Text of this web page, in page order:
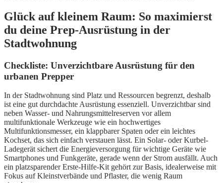
Glück auf kleinem Raum: So maximierst
du deine Prep-Ausrüstung in der
Stadtwohnung
Checkliste: Unverzichtbare Ausrüstung für den
urbanen Prepper
In der Stadtwohnung sind Platz und Ressourcen begrenzt, deshalb
ist eine gut durchdachte Ausrüstung essenziell. Unverzichtbar sind
neben Wasser- und Nahrungsmittelreserven vor allem
multifunktionale Werkzeuge wie ein hochwertiges
Multifunktionsmesser, ein klappbarer Spaten oder ein leichtes
Kochset, das sich einfach verstauen lässt. Ein Solar- oder Kurbel-
Ladegerät sichert die Energieversorgung für wichtige Geräte wie
Smartphones und Funkgeräte, gerade wenn der Strom ausfällt. Auch
ein platzsparender Erste-Hilfe-Kit gehört zur Basis, idealerweise mit
Fokus auf Kleinstverbände und Pflaster, die wenig Raum